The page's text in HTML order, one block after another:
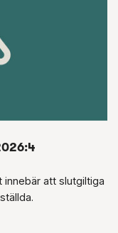
innebär att slutgiltiga